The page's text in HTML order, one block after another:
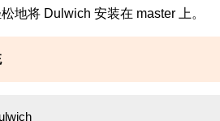
地将 Dulwich 安装在 master 上。